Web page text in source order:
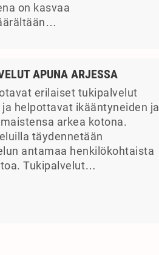
on kasvaa
APUNA ARJESSA
erilaiset tukipalvelut
helpottavat ikääntyneiden ja
arkea kotona.
täydennetään
antamaa henkilökohtaista
Tukipalvelut…